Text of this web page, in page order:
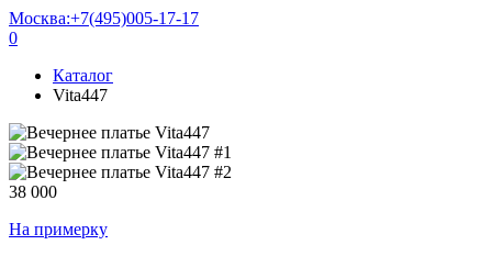
Москва:+7(495)005-17-17
0
Каталог
Vita447
38 000
На примерку